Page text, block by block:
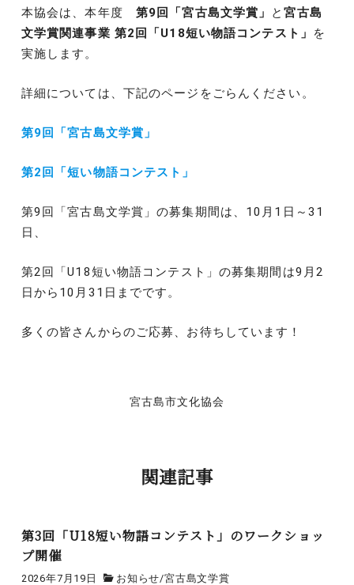
本協会は、本年度 第9回「宮古島文学賞」 と宮古島
文学賞関連事業 第2回「U18短い物語コンテスト」
を
実施します。
詳細については、下記のページをごらんください。
第9回「宮古島文学賞」
第2回「短い物語コンテスト」
第9回「宮古島文学賞」の募集期間は、10月1日～31
日、
第2回「U18短い物語コンテスト」の募集期間は9月2
日から10月31日までです。
多くの皆さんからのご応募、お待ちしています！
宮古島市文化協会
関連記事
第3回「U18短い物語コンテスト」のワークショッ
プ開催
2026年7月19日 お知らせ/宮古島文学賞